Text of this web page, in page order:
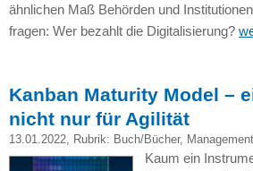
ähnlichen Maß Behörden und
fragen: Wer bezahlt die Digitalisierung?
Kanban Maturity Model –
nicht nur für Agilität
13.01.2022, Rubrik: Buch/Bücher,
Kaum ein